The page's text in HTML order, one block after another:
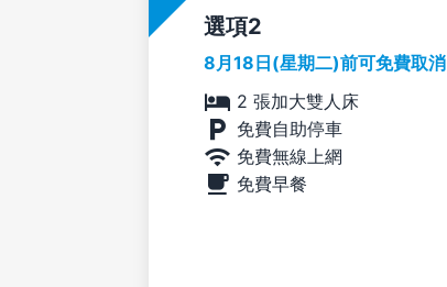
選項
8月18日(星期二)前可免費取消
2 張加大雙人床
免費自助停車
免費無線上網
免費早餐